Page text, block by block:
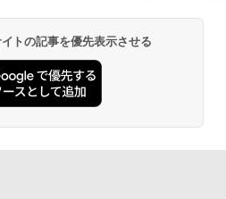
トの記事を優先表示させる